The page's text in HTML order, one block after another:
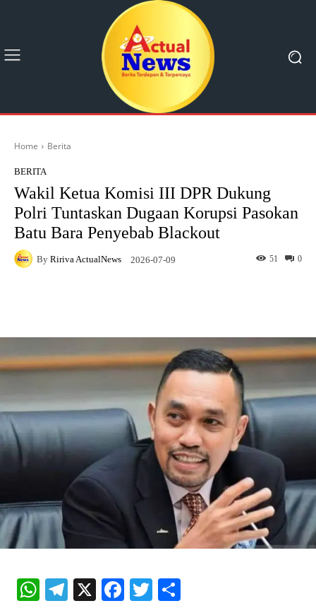
Home Berita
BERITA
Wakil Ketua Komisi III DPR Dukung
Polri Tuntaskan Dugaan Korupsi Pasokan
Batu Bara Penyebab Blackout
By Ririva ActualNews 2026-07-09 0
51
W
Te X
Fa
T